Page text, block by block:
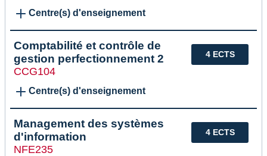
Centre(s) d'enseignement
4 ECTS
Comptabilité et contrôle de
gestion perfectionnement 2
CCG104
Centre(s) d'enseignement
4 ECTS
Management des systèmes
d'information
NFE235